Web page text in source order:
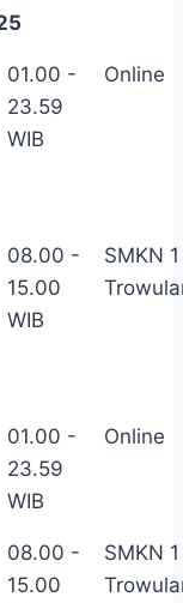
01.00 -
23.59
WIB
Online
08.00 -
15.00
WIB
SMKN 1
01.00 -
23.59
WIB
Online
08.00 -
15.00
SMKN 1